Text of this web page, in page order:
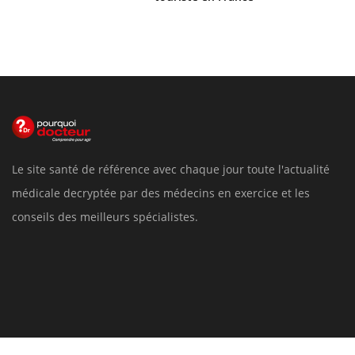
Le site santé de référence avec chaque jour toute l'actualité
médicale decryptée par des médecins en exercice et les
conseils des meilleurs spécialistes.